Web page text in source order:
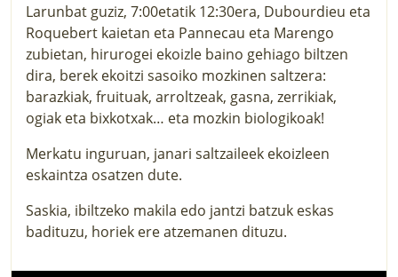
Larunbat guziz, 7:00etatik 12:30era, Dubourdieu eta
Roquebert kaietan eta Pannecau eta Marengo
zubietan, hirurogei ekoizle baino gehiago biltzen
dira, berek ekoitzi sasoiko mozkinen saltzera:
barazkiak, fruituak, arroltzeak, gasna, zerrikiak,
ogiak eta bixkotxak… eta mozkin biologikoak!
Merkatu inguruan, janari saltzaileek ekoizleen
eskaintza osatzen dute.
Saskia, ibiltzeko makila edo jantzi batzuk eskas
badituzu, horiek ere atzemanen dituzu.